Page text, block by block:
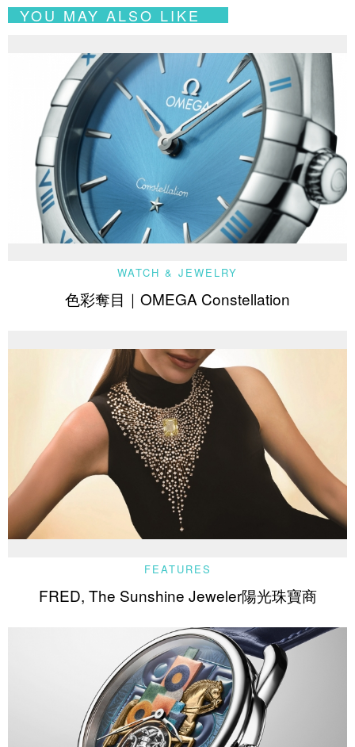
YOU MAY ALSO LIKE
WATCH & JEWELRY
色彩奪目｜OMEGA Constellation
FEATURES
FRED, The Sunshine Jeweler陽光珠寶商